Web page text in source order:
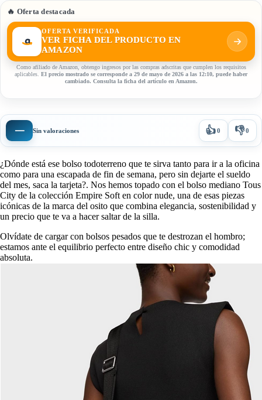
🔥 Oferta destacada
OFERTA VERIFICADA
VER FICHA DEL PRODUCTO EN
AMAZON
Como afiliado de Amazon, obtengo ingresos por las compras adscritas que cumplen los requisitos
aplicables. El precio mostrado se corresponde a 29 de mayo de 2026 a las 12:10, puede haber
cambiado. Consulta la ficha del artículo en Amazon.
— Sin valoraciones 👍0 👎0
¿Dónde está ese bolso todoterreno que te sirva tanto para ir a la oficina
como para una escapada de fin de semana, pero sin dejarte el sueldo
del mes, saca la tarjeta?. Nos hemos topado con el bolso mediano Tous
City de la colección Empire Soft en color nude, una de esas piezas
icónicas de la marca del osito que combina elegancia, sostenibilidad y
un precio que te va a hacer saltar de la silla.
Olvídate de cargar con bolsos pesados que te destrozan el hombro;
estamos ante el equilibrio perfecto entre diseño chic y comodidad
absoluta.